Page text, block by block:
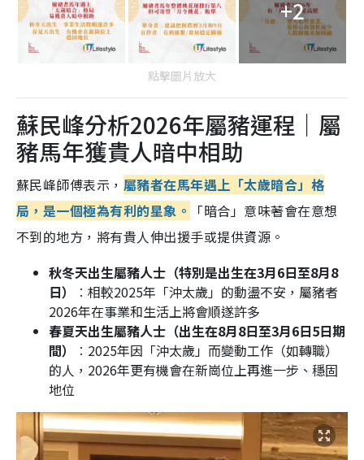
+2
點擊圖片放大
蘇民峰分析2026年屬豬運程｜屬
豬馬年獲貴人暗中相助
蘇民峰師傅表示， 屬豬者在馬年遇上「太歲暗合」格
局，是一個極為有利的星象。
「暗合」意味著會在意想
不到的地方，將有貴人伸出援手或提供資源。
秋冬天出生屬豬人士（特別是出生在3月6日至8月8
日）
︰相較2025年「沖太歲」的動盪不安，屬豬者
2026年在事業和生活上將會順遂許多
春夏天出生屬豬人士（出生在8月8日至3月6日5日期
間）
︰2025年因「沖太歲」而變動工作（如轉職）
的人，2026年更有機會在新崗位上再進一步、穩固
地位